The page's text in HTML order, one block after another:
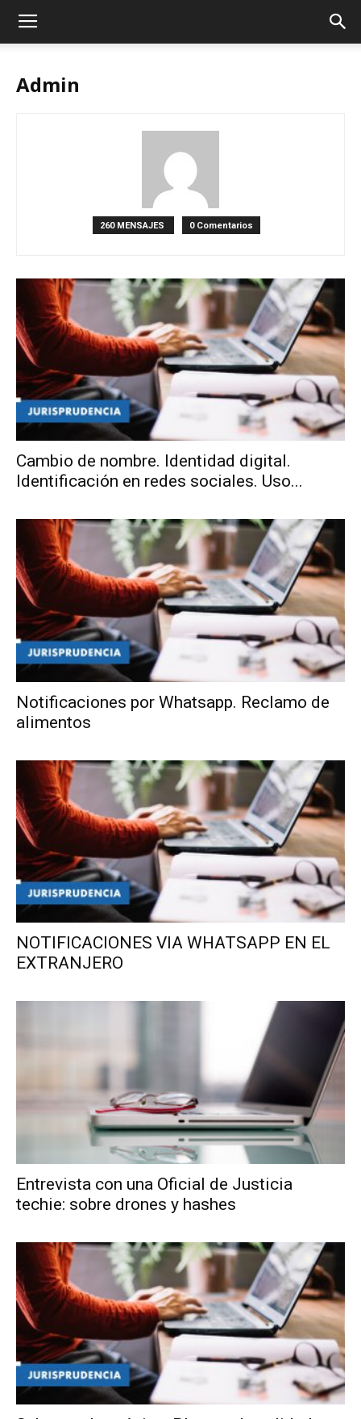
Admin
260 MENSAJES 0 Comentarios
Cambio de nombre. Identidad digital.
Identificación en redes sociales. Uso...
Notificaciones por Whatsapp. Reclamo de
alimentos
NOTIFICACIONES VIA WHATSAPP EN EL
EXTRANJERO
Entrevista con una Oficial de Justicia
techie: sobre drones y hashes